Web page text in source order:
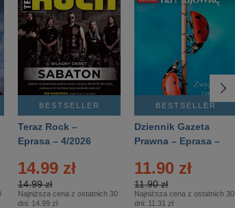
BESTSELLER
Teraz Rock –
Eprasa – 4/2026
14.99 zł
14.99 zł
Najniższa cena z ostatnich 30
dni: 14.99 zł
BESTSELLER
Dziennik Gazeta
Prawna – Eprasa –
11.90 zł
11.90 zł
Najniższa cena z ostatnich 30
dni: 11.31 zł